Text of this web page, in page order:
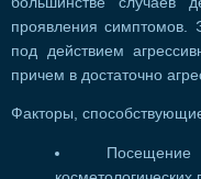
проявления симптомов.
под действием
причем в достаточно
Факторы,